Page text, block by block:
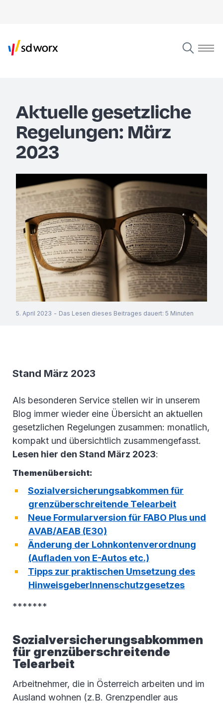
Aktuelle gesetzliche
Regelungen: März
2023
5. April 2023 - Das Lesen dieses Beitrages dauert: 5 Minuten
Stand März 2023
Als besonderen Service stellen wir in unserem
Blog immer wieder eine Übersicht an aktuellen
gesetzlichen Regelungen zusammen: monatlich,
kompakt und übersichtlich zusammengefasst.
Lesen hier den Stand März 2023:
Themenübersicht:
Sozialversicherungsabkommen für
grenzüberschreitende Telearbeit
Neue Formularversion für FABO Plus und
AVAB/AEAB (E30)
Änderung der Lohnkontenverordnung
(Aufladen von E-Autos etc.)
Tipps zur praktischen Umsetzung des
HinweisgeberInnenschutzgesetzes
*******
Sozialversicherungsabkommen
für grenzüberschreitende
Telearbeit
Arbeitnehmer, die in Österreich arbeiten und im
Ausland wohnen (z.B. Grenzpendler aus